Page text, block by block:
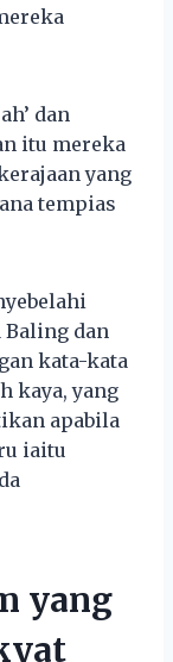
dan
itu mereka
yang
tempias
dan
kata-kata
kaya, yang
apabila
iaitu
yang